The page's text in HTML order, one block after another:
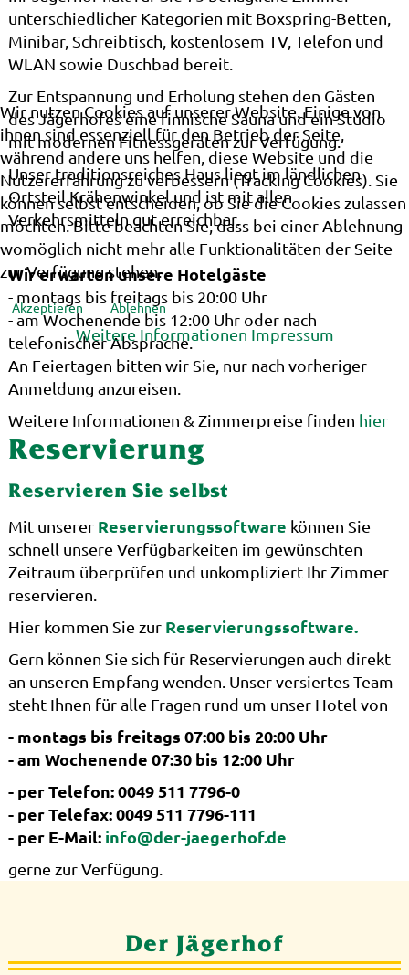
unterschiedlicher Kategorien mit Boxspring-Betten,
Minibar, Schreibtisch, kostenlosem TV, Telefon und
WLAN sowie Duschbad bereit.
Zur Entspannung und Erholung stehen den Gästen
des Jägerhofes eine finnische Sauna und ein Studio
mit modernen Fitnessgeräten zur Verfügung.
Unser traditionsreiches Haus liegt im ländlichen
Ortsteil Krähenwinkel und ist mit allen
Verkehrsmitteln gut erreichbar.
Wir erwarten unsere Hotelgäste
- montags bis freitags bis 20:00 Uhr
- am Wochenende bis 12:00 Uhr oder nach
telefonischer Absprache.
An Feiertagen bitten wir Sie, nur nach vorheriger
Anmeldung anzureisen.
Weitere Informationen & Zimmerpreise finden hier
Reservierung
Reservieren Sie selbst
Mit unserer Reservierungssoftware können Sie
schnell unsere Verfügbarkeiten im gewünschten
Zeitraum überprüfen und unkompliziert Ihr Zimmer
reservieren.
Hier kommen Sie zur Reservierungssoftware.
Gern können Sie sich für Reservierungen auch direkt
an unseren Empfang wenden. Unser versiertes Team
steht Ihnen für alle Fragen rund um unser Hotel von
- montags bis freitags 07:00 bis 20:00 Uhr
- am Wochenende 07:30 bis 12:00 Uhr
- per Telefon: 0049 511 7796-0
- per Telefax: 0049 511 7796-111
- per E-Mail: info@der-jaegerhof.de
gerne zur Verfügung.
Der Jägerhof
Wir nutzen Cookies auf unserer Website. Einige von
ihnen sind essenziell für den Betrieb der Seite,
während andere uns helfen, diese Website und die
Nutzererfahrung zu verbessern (Tracking Cookies). Sie
können selbst entscheiden, ob Sie die Cookies zulassen
möchten. Bitte beachten Sie, dass bei einer Ablehnung
womöglich nicht mehr alle Funktionalitäten der Seite
zur Verfügung stehen.
Akzeptieren Ablehnen
Weitere Informationen Impressum